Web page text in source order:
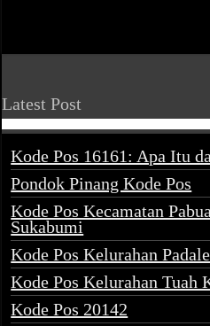
Latest Post
Kode Pos 16161: Apa Itu
Pondok Pinang Kode Pos
Kode Pos Kecamatan
Sukabumi
Kode Pos Kelurahan
Kode Pos Kelurahan Tuah
Kode Pos 20142